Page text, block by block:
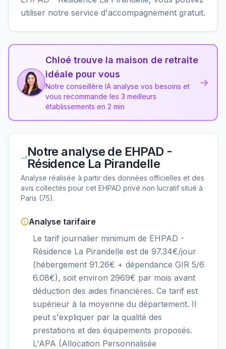
utiliser notre service d'accompagnement gratuit.
Chloé trouve la maison de retraite
idéale pour vous
Notre conseillère IA analyse vos besoins et
vous recommande les 3 meilleurs
établissements en 2 min
→
Notre analyse de EHPAD -
Résidence La Pirandelle
Analyse réalisée à partir des données officielles et des
avis collectés pour cet EHPAD privé non lucratif situé à
Paris (75).
Analyse tarifaire
Le tarif journalier minimum de EHPAD -
Résidence La Pirandelle est de 97.34€/jour
(hébergement 91.26€ + dépendance GIR 5/6
6.08€), soit environ 2969€ par mois avant
déduction des aides financières. Ce tarif est
supérieur à la moyenne du département. Il
peut s'expliquer par la qualité des
prestations et des équipements proposés.
L'APA (Allocation Personnalisée